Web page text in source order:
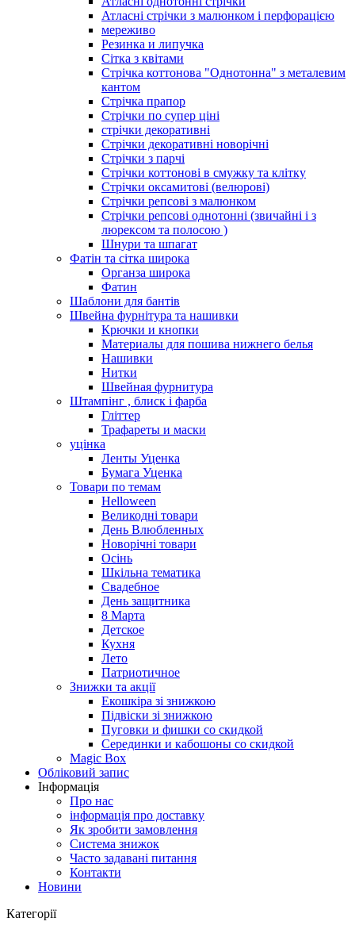
Атласні стрічки з малюнком і перфорацією
мереживо
Резинка и липучка
Сітка з квітами
Стрічка коттонова "Однотонна" з металевим
кантом
Стрічка прапор
Стрічки по супер ціні
стрічки декоративні
Стрічки декоративні новорічні
Стрічки з парчі
Стрічки коттонові в смужку та клітку
Стрічки оксамитові (велюрові)
Стрічки репсові з малюнком
Стрічки репсові однотонні (звичайні і з
люрексом та полосою )
Шнури та шпагат
Фатін та сітка широка
Органза широка
Фатин
Шаблони для бантів
Швейна фурнітура та нашивки
Крючки и кнопки
Материалы для пошива нижнего белья
Нашивки
Нитки
Швейная фурнитура
Штампінг , блиск і фарба
Гліттер
Трафареты и маски
уцінка
Ленты Уценка
Бумага Уценка
Товари по темам
Helloween
Великодні товари
День Влюбленных
Новорічні товари
Осінь
Шкільна тематика
Свадебное
День защитника
8 Марта
Детское
Кухня
Лето
Патриотичное
Знижки та акції
Екошкіра зі знижкою
Підвіски зі знижкою
Пуговки и фишки со скидкой
Серединки и кабошоны со скидкой
Magic Box
Обліковий запис
Інформація
Про нас
інформація про доставку
Як зробити замовлення
Система знижок
Часто задавані питання
Контакти
Новини
Категорії